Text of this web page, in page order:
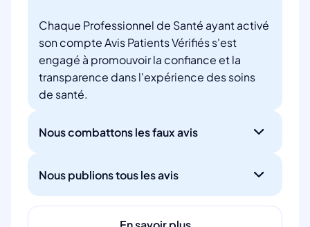
Chaque Professionnel de Santé ayant activé
son compte Avis Patients Vérifiés s'est
engagé à promouvoir la confiance et la
transparence dans l'expérience des soins
de santé.
Nous combattons les faux avis
Nous publions tous les avis